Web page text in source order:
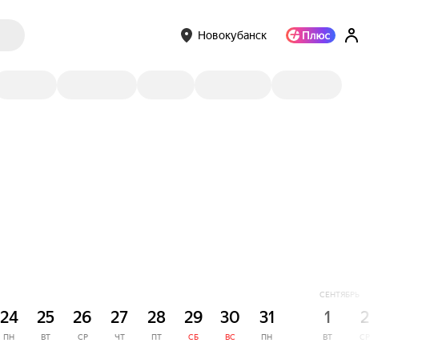
Новокубанск
24
ПН
25
ВТ
26
СР
27
ЧТ
28
ПТ
29
СБ
30
ВС
31
ПН
СЕНТЯБРЬ
1
ВТ
2